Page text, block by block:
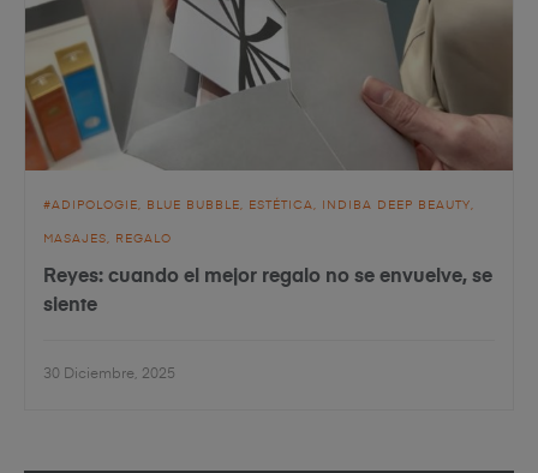
ADIPOLOGIE BLUE BUBBLE ESTÉTICA INDIBA DEEP BEAUTY
MASAJES REGALO
Reyes: cuando el mejor regalo no se envuelve, se
siente
30 Diciembre, 2025